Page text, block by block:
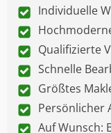
Individuelle
Qualifizierte
Schnelle
Größtes
Persönlicher
Auf Wunsch: